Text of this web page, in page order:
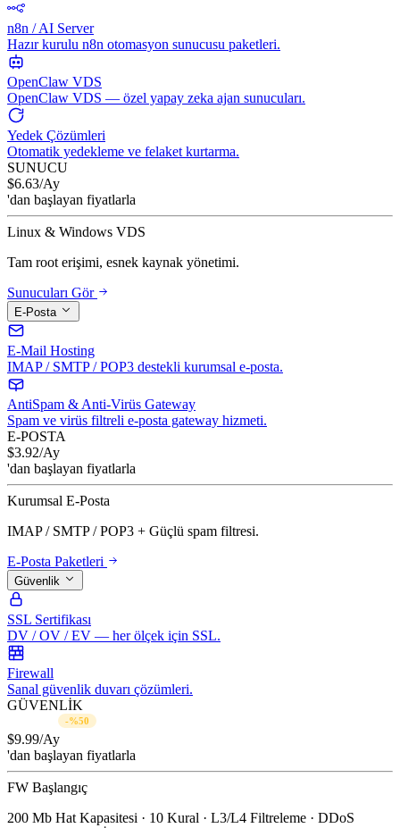
n8n / AI Server
Hazır kurulu n8n otomasyon sunucusu paketleri.
OpenClaw VDS
OpenClaw VDS — özel yapay zeka ajan sunucuları.
Yedek Çözümleri
Otomatik yedekleme ve felaket kurtarma.
SUNUCU
$6.63/Ay
'dan başlayan fiyatlarla
Linux & Windows VDS
Tam root erişimi, esnek kaynak yönetimi.
Sunucuları Gör
E-Posta
E-Mail Hosting
IMAP / SMTP / POP3 destekli kurumsal e-posta.
AntiSpam & Anti-Virüs Gateway
Spam ve virüs filtreli e-posta gateway hizmeti.
E-POSTA
$3.92/Ay
'dan başlayan fiyatlarla
Kurumsal E-Posta
IMAP / SMTP / POP3 + Güçlü spam filtresi.
E-Posta Paketleri
Güvenlik
SSL Sertifikası
DV / OV / EV — her ölçek için SSL.
Firewall
Sanal güvenlik duvarı çözümleri.
GÜVENLİK
-%50
$9.99/Ay
'dan başlayan fiyatlarla
FW Başlangıç
200 Mb Hat Kapasitesi · 10 Kural · L3/L4 Filtreleme · DDoS